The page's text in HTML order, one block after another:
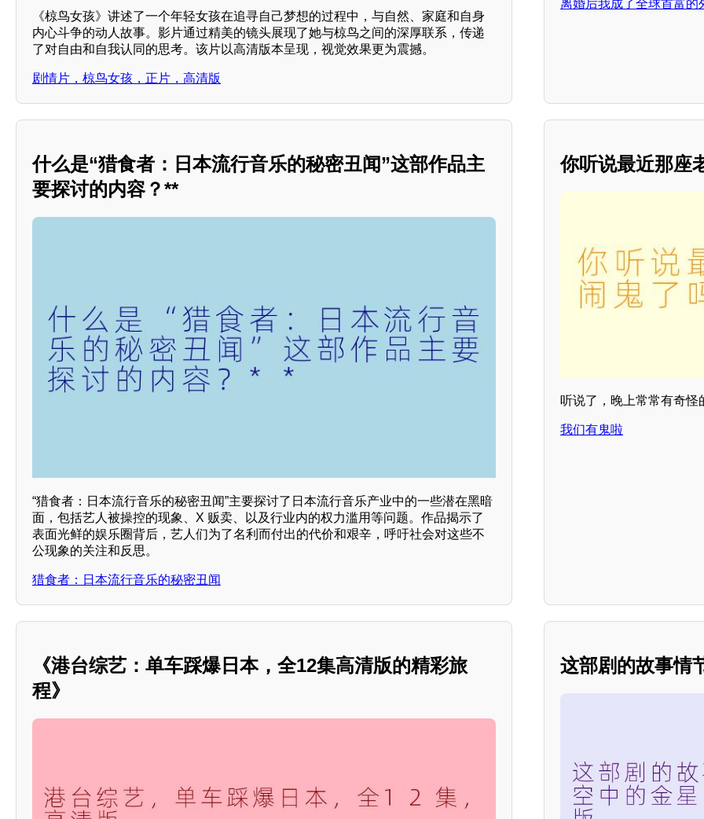
《椋鸟女孩》讲述了一个年轻女孩在追寻自己梦想的过程中，与自然、家庭和自身
内心斗争的动人故事。影片通过精美的镜头展现了她与椋鸟之间的深厚联系，传递
了对自由和自我认同的思考。该片以高清版本呈现，视觉效果更为震撼。
剧情片，椋鸟女孩，正片，高清版
离婚后我成了全球首富的
什么是“猎食者：日本流行音乐的秘密丑闻”这部作品主
要探讨的内容？**
“猎食者：日本流行音乐的秘密丑闻”主要探讨了日本流行音乐产业中的一些潜在黑暗
面，包括艺人被操控的现象、X 贩卖、以及行业内的权力滥用等问题。作品揭示了
表面光鲜的娱乐圈背后，艺人们为了名利而付出的代价和艰辛，呼吁社会对这些不
公现象的关注和反思。
猎食者：日本流行音乐的秘密丑闻
你听说最近那座
听说了，晚上常常有奇怪
我们有鬼啦
《港台综艺：单车踩爆日本，全12集高清版的精彩旅
程》
这部剧的故事情